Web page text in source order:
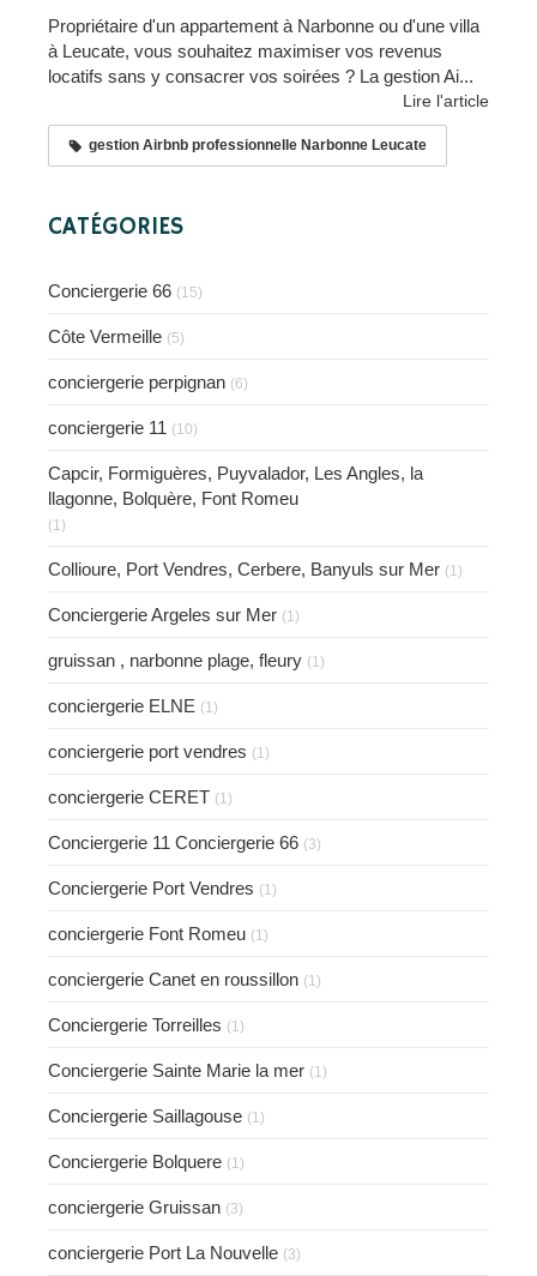
Propriétaire d'un appartement à Narbonne ou d'une villa
à Leucate, vous souhaitez maximiser vos revenus
locatifs sans y consacrer vos soirées ? La gestion Ai...
Lire l'article
gestion Airbnb professionnelle Narbonne Leucate
CATÉGORIES
Conciergerie 66 (15)
Côte Vermeille (5)
conciergerie perpignan (6)
conciergerie 11 (10)
Capcir, Formiguères, Puyvalador, Les Angles, la
llagonne, Bolquère, Font Romeu
(1)
Collioure, Port Vendres, Cerbere, Banyuls sur Mer (1)
Conciergerie Argeles sur Mer (1)
gruissan , narbonne plage, fleury (1)
conciergerie ELNE (1)
conciergerie port vendres (1)
conciergerie CERET (1)
Conciergerie 11 Conciergerie 66 (3)
Conciergerie Port Vendres (1)
conciergerie Font Romeu (1)
conciergerie Canet en roussillon (1)
Conciergerie Torreilles (1)
Conciergerie Sainte Marie la mer (1)
Conciergerie Saillagouse (1)
Conciergerie Bolquere (1)
conciergerie Gruissan (3)
conciergerie Port La Nouvelle (3)